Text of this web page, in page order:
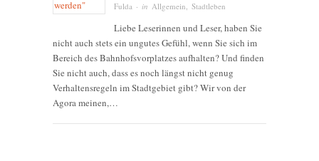
Fulda · inAllgemein,Stadtleben
Liebe Leserinnen und Leser, haben Sie
nicht auch stets ein ungutes Gefühl, wenn Sie sich im
Bereich des Bahnhofsvorplatzes aufhalten? Und finden
Sie nicht auch, dass es noch längst nicht genug
Verhaltensregeln im Stadtgebiet gibt? Wir von der
Agora meinen,…